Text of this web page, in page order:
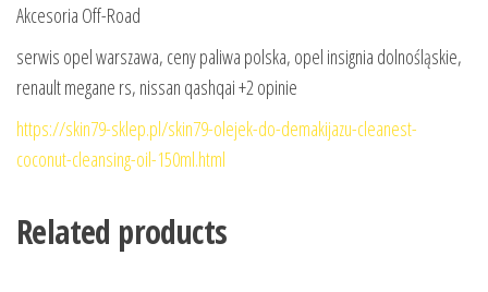
Akcesoria Off-Road
serwis opel warszawa, ceny paliwa polska, opel insignia dolnośląskie,
renault megane rs, nissan qashqai +2 opinie
https://skin79-sklep.pl/skin79-olejek-do-demakijazu-cleanest-
coconut-cleansing-oil-150ml.html
Related products